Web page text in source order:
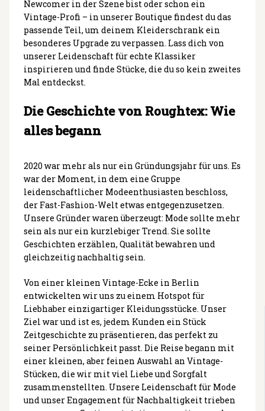
Newcomer in der Szene bist oder schon ein
Vintage-Profi – in unserer Boutique findest du das
passende Teil, um deinem Kleiderschrank ein
besonderes Upgrade zu verpassen. Lass dich von
unserer Leidenschaft für echte Klassiker
inspirieren und finde Stücke, die du so kein zweites
Mal entdeckst.
Die Geschichte von Roughtex: Wie
alles begann
2020 war mehr als nur ein Gründungsjahr für uns. Es
war der Moment, in dem eine Gruppe
leidenschaftlicher Modeenthusiasten beschloss,
der Fast-Fashion-Welt etwas entgegenzusetzen.
Unsere Gründer waren überzeugt: Mode sollte mehr
sein als nur ein kurzlebiger Trend. Sie sollte
Geschichten erzählen, Qualität bewahren und
gleichzeitig nachhaltig sein.
Von einer kleinen Vintage-Ecke in Berlin
entwickelten wir uns zu einem Hotspot für
Liebhaber einzigartiger Kleidungsstücke. Unser
Ziel war und ist es, jedem Kunden ein Stück
Zeitgeschichte zu präsentieren, das perfekt zu
seiner Persönlichkeit passt. Die Reise begann mit
einer kleinen, aber feinen Auswahl an Vintage-
Stücken, die wir mit viel Liebe und Sorgfalt
zusammenstellten. Unsere Leidenschaft für Mode
und unser Engagement für Nachhaltigkeit trieben